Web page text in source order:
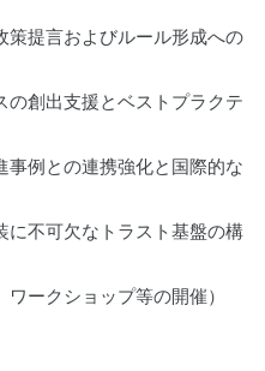
策提言およびルール形成への
の創出支援とベストプラクテ
事例との連携強化と国際的な
に不可欠なトラスト基盤の構
ークショップ等の開催）